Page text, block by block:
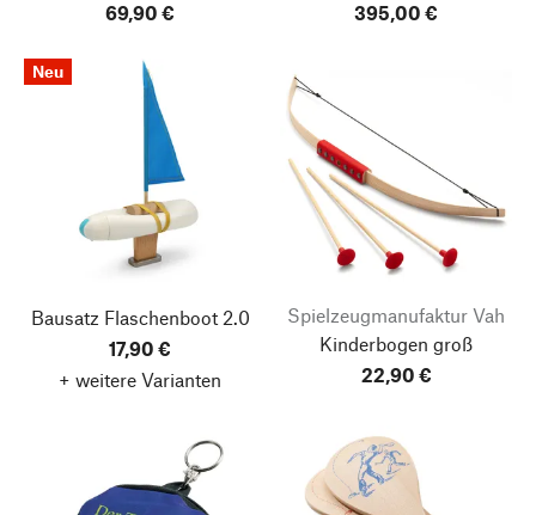
69,90 €
395,00 €
Neu
Bausatz Flaschenboot 2.0
17,90 €
+ weitere Varianten
Spielzeugmanufaktur Vah
Kinderbogen groß
22,90 €